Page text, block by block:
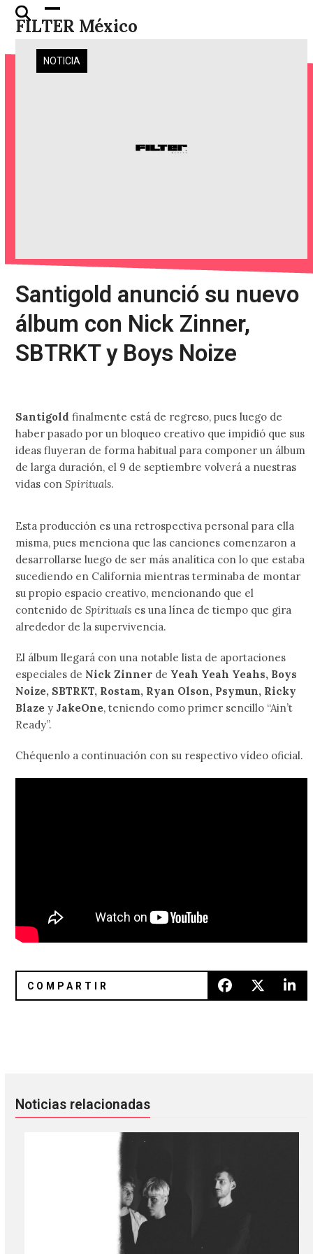
Skip
FILTER México
Open
mobile
menu
Close
mobile
menu
NOTICIA
Santigold anunció su nuevo
álbum con Nick Zinner,
SBTRKT y Boys Noize
Santigoldfinalmente está de regreso, pues luego de
haber pasado por un bloqueo creativo que impidió que sus
ideas fluyeran de forma habitual para componer un álbum
de larga duración, el 9 de septiembre volverá a nuestras
vidas conSpirituals.
Esta producción es una retrospectiva personal para ella
misma, pues menciona que las canciones comenzaron a
desarrollarse luego de ser más analítica con lo que estaba
sucediendo en California mientras terminaba de montar
su propio espacio creativo, mencionando que el
contenido deSpirituals es una línea de tiempo que gira
alrededor de la supervivencia.
El álbum llegará con una notable lista de aportaciones
especiales de Nick Zinner de Yeah Yeah Yeahs, Boys
Noize, SBTRKT, Rostam, Ryan Olson, Psymun, Ricky
Blaze y JakeOne, teniendo como primer sencillo “Ain’t
Ready”.
Chéquenlo a continuación con su respectivo vídeo oficial.
Noticias relacionadas